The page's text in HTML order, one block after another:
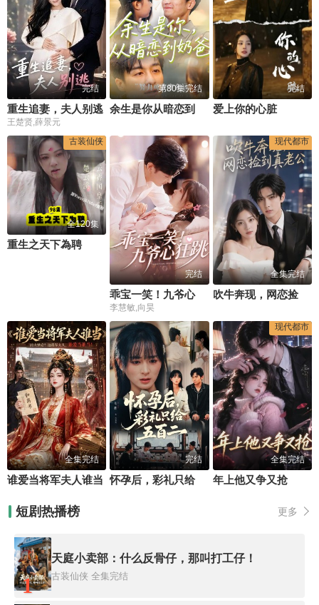
完结
重生追妻，夫人别逃
王楚贤,薛景元
第80集完结 完结
爱上你的心脏
古装仙侠
全120集
重生之天下為聘
完结
乖宝一笑！九爷心狂跳
李慧敏,向昊
现代都市
全集完结
吹牛奔现，网恋捡到真老公
全集完结
谁爱当将军夫人谁当
完结
怀孕后，彩礼只给五百二
现代都市
全集完结
年上他又争又抢
短剧热播榜 更多
1
天庭小卖部：什么反骨仔，那叫打工仔！
古装仙侠 全集完结